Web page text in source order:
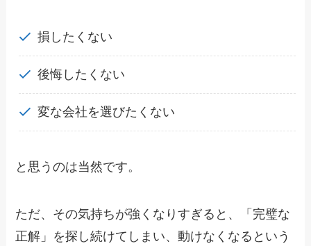
損したくない
後悔したくない
変な会社を選びたくない
と思うのは当然です。
ただ、その気持ちが強くなりすぎると、「完璧な
正解」を探し続けてしまい、動けなくなるという